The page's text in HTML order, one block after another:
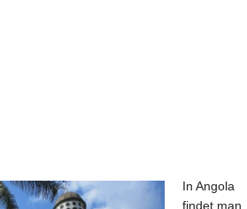
In Angola
findet man